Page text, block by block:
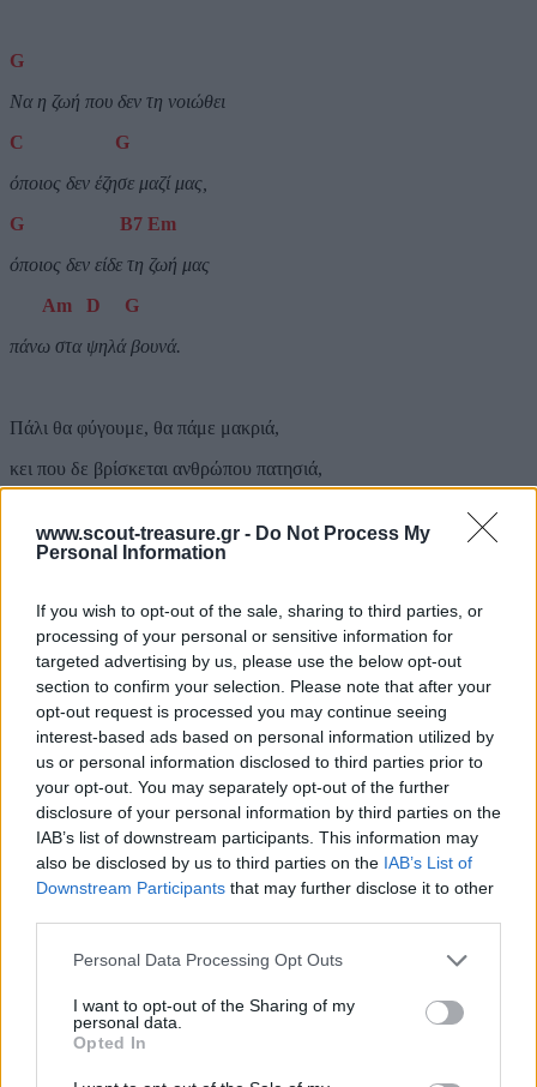
www.scout-treasure.gr - Do Not Process My
Personal Information
If you wish to opt-out of the sale, sharing to third parties, or
processing of your personal or sensitive information for
targeted advertising by us, please use the below opt-out
section to confirm your selection. Please note that after your
opt-out request is processed you may continue seeing
interest-based ads based on personal information utilized by
us or personal information disclosed to third parties prior to
your opt-out. You may separately opt-out of the further
disclosure of your personal information by third parties on the
IAB’s list of downstream participants. This information may
also be disclosed by us to third parties on the IAB’s List of
Downstream Participants that may further disclose it to other
Please note that this website/app uses one or more Google
not limited to your visit or usage behaviour. You may click to
grant or deny consent to Google and its third-party tags to
use your data for below specified purposes in below Google
consent section.
Personal Data Processing Opt Outs
I want to opt-out of the Sharing of my
personal data.
Opted In
G
Να η ζωή που δεν τη νοιώθει
C
G
όποιος δεν έζησε μαζί μας,
G
B7 Em
όποιος δεν είδε τη ζωή μας
Am
D
G
πάνω στα ψηλά βουνά.
Πάλι θα φύγουμε, θα πάμε μακριά,
κει που δε βρίσκεται ανθρώπου πατησιά,
στα λαγκάδια στις πλαγιές.
Να η ζωή που δεν τη νοιώθει
όποιος δεν έζησε μαζί μας,
όποιος δεν είδε τη ζωή μας
πάνω στα ψηλά βουνά.
Βίντεο
Προσκοπικά Τραγούδια - Στην Κατασκήνωση
John Brown's Body
Αξιολογήσεις (0)
Βαθμολογήθηκε με0από 5
0 reviews